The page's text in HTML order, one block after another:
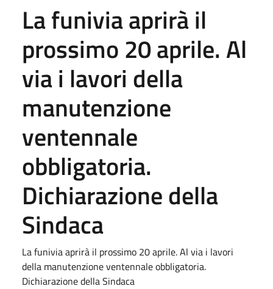
La funivia aprirà il
prossimo 20 aprile. Al
via i lavori della
manutenzione
ventennale
obbligatoria.
Dichiarazione della
Sindaca
La funivia aprirà il prossimo 20 aprile. Al via i lavori
della manutenzione ventennale obbligatoria.
Dichiarazione della Sindaca